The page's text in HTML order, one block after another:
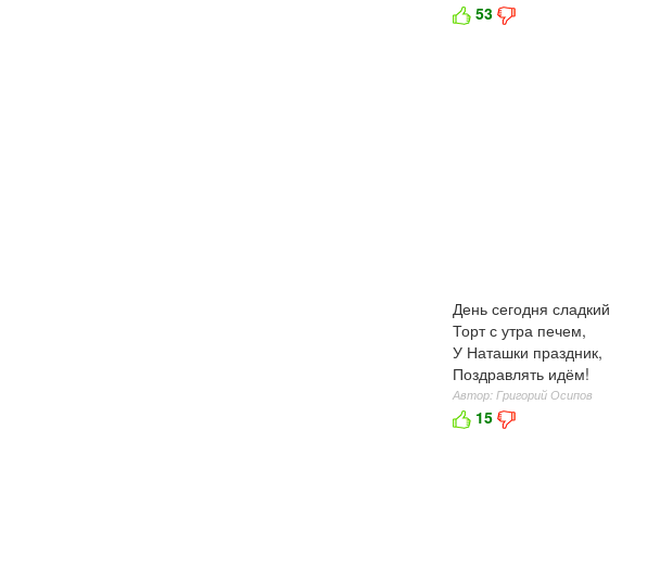
53
День сегодня сладкий
Торт с утра печем,
У Наташки праздник,
Поздравлять идём!
Автор: Григорий Осипов
15